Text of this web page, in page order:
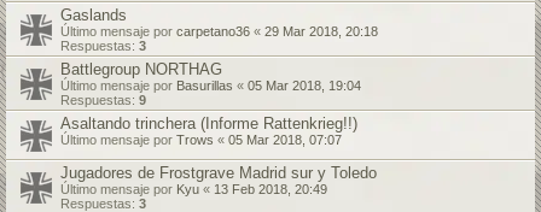
Gaslands
Último mensaje por carpetano36 « 29 Mar 2018, 20:18
Respuestas: 3
Battlegroup NORTHAG
Último mensaje por Basurillas « 05 Mar 2018, 19:04
Respuestas: 9
Asaltando trinchera (Informe Rattenkrieg!!)
Último mensaje por Trows « 05 Mar 2018, 07:07
Jugadores de Frostgrave Madrid sur y Toledo
Último mensaje por Kyu « 13 Feb 2018, 20:49
Respuestas: 3